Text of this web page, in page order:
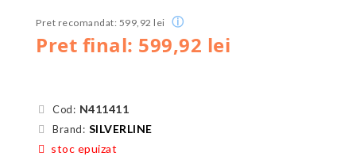
Pret final: 599,92 lei
Pret recomandat: 599,92 lei ⓘ
Cod: N411411
Brand: SILVERLINE
stoc epuizat